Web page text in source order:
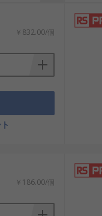
￥832.00/個
￥186.00/個